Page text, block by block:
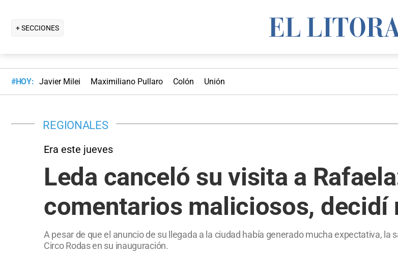
+ SECCIONES
#HOY: Javier Milei Maximiliano Pullaro Colón Unión
REGIONALES
Era este jueves
Leda canceló su visita a
comentarios maliciosos, decidí
A pesar de que el anuncio de su llegada a la ciudad había generado mucha expectativa,
Circo Rodas en su inauguración.